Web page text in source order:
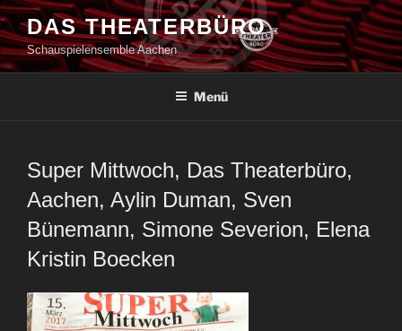
Zum
Inhalt
springen
DAS THEATERBÜRO
Schauspielensemble Aachen
Menü
Super Mittwoch, Das Theaterbüro,
Aachen, Aylin Duman, Sven
Bünemann, Simone Severion, Elena
Kristin Boecken